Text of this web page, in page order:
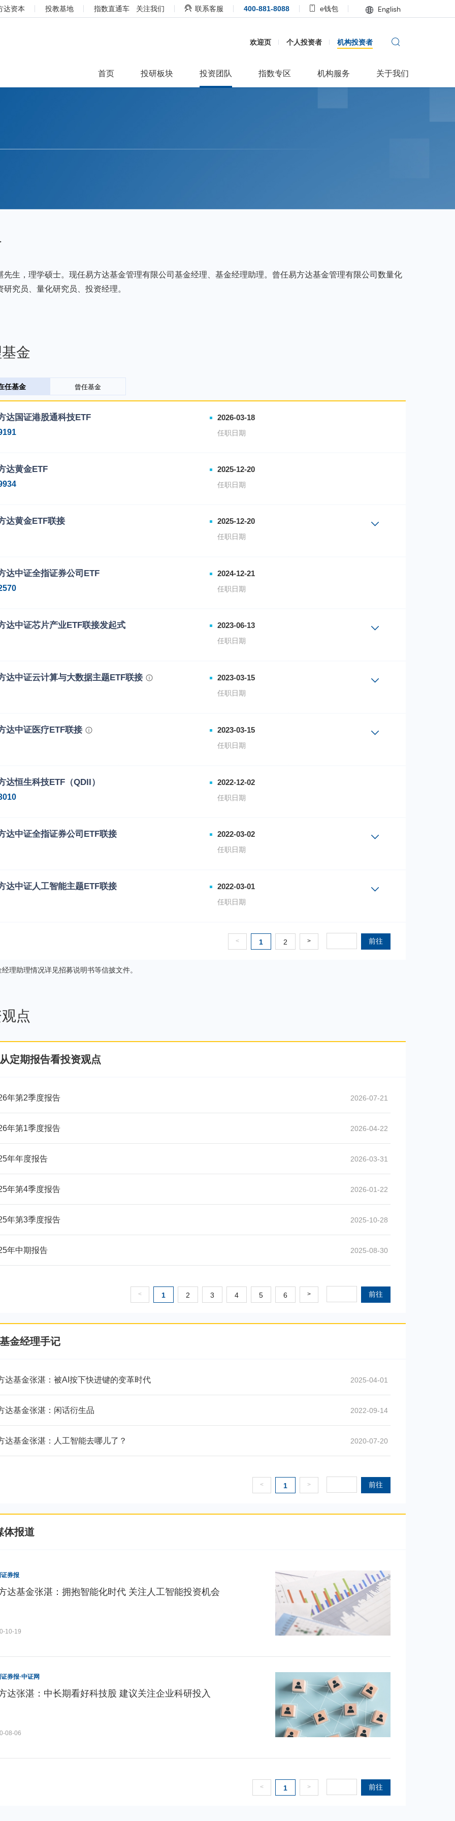
达资本 投教基地 指数直通车 关注我们 联系客服 400-881-8088 e钱包 English
欢迎页 个人投资者 机构投资者
首页 投研板块 投资团队 指数专区 机构服务 关于我们
先生，理学硕士。现任易方达基金管理有限公司基金经理、基金经理助理。曾任易方达基金管理有限公司数量化
研究员、量化研究员、投资经理。
金
任基金 曾任基金
达国证港股通科技ETF 2026-03-18
任职日期
达黄金ETF 2025-12-20
任职日期
达黄金ETF联接 2025-12-20
任职日期
达中证全指证券公司ETF 2024-12-21
任职日期
达中证芯片产业ETF联接发起式 2023-06-13
任职日期
易方达中证芯片产业ETF联接发起式A
达中证云计算与大数据主题ETF联接 2023-03-15
任职日期
易方达中证云计算与大数据主题ETF联接A
达中证医疗ETF联接 2023-03-15
任职日期
达恒生科技ETF（QDII） 2022-12-02
任职日期
达中证全指证券公司ETF联接 2022-03-02
任职日期
易方达中证全指证券公司ETF联接A
达中证人工智能主题ETF联接 2022-03-01
任职日期
份额成立日期
易方达中证人工智能主题ETF联接A 2022-03-01
易方达中证人工智能主题ETF联接C
< 1 2 > 前往
理助理情况详见招募说明书等信披文件。
点
从定期报告看投资观点
年第2季度报告 2026-07-21
年第1季度报告 2026-04-22
年年度报告 2026-03-31
年第4季度报告 2026-01-22
年第3季度报告 2025-10-28
年中期报告 2025-08-30
< 1 2 3 4 5 6 > 前往
基金经理手记
达基金张湛：被AI按下快进键的变革时代 2025-04-01
达基金张湛：闲话衍生品 2022-09-14
达基金张湛：人工智能去哪儿了？ 2020-07-20
< 1 > 前往
体报道
券报
达基金张湛：拥抱智能化时代 关注人工智能投资机会
10-19
券报·中证网
达张湛：中长期看好科技股 建议关注企业科研投入
08-06
< 1 > 前往